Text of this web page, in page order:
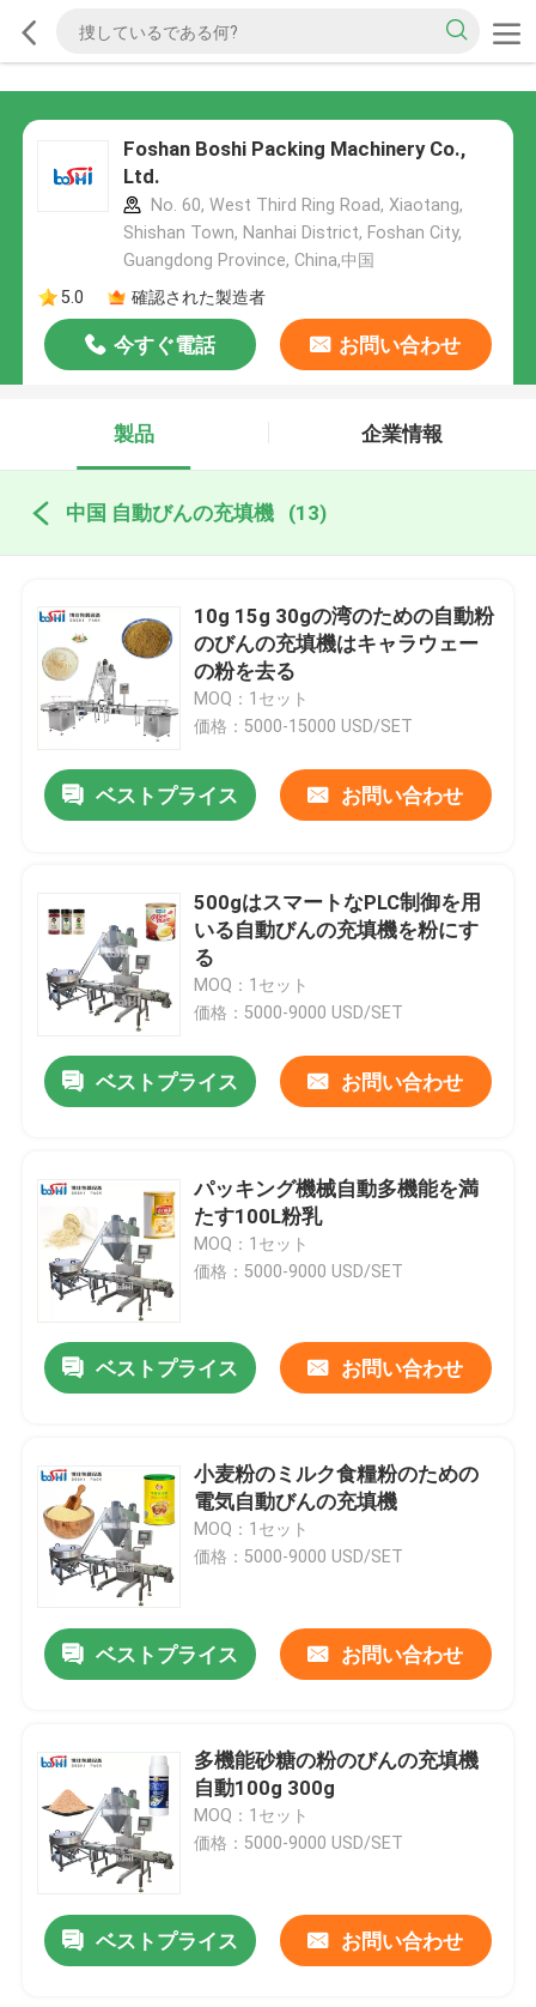
Foshan Boshi Packing Machinery Co.,
Ltd.
No. 60, West Third Ring Road, Xiaotang,
Shishan Town, Nanhai District, Foshan City,
Guangdong Province, China,中国
5.0
確認された製造者
今すぐ電話 お問い合わせ
製品 企業情報
中国 自動びんの充填機 (13)
10g 15g 30gの湾のための自動粉
のびんの充填機はキャラウェー
の粉を去る
MOQ：1セット
価格：5000-15000 USD/SET
ベストプライス お問い合わせ
500gはスマートなPLC制御を用
いる自動びんの充填機を粉にす
る
MOQ：1セット
価格：5000-9000 USD/SET
ベストプライス お問い合わせ
パッキング機械自動多機能を満
たす100L粉乳
MOQ：1セット
価格：5000-9000 USD/SET
ベストプライス お問い合わせ
小麦粉のミルク食糧粉のための
電気自動びんの充填機
MOQ：1セット
価格：5000-9000 USD/SET
ベストプライス お問い合わせ
多機能砂糖の粉のびんの充填機
自動100g 300g
MOQ：1セット
価格：5000-9000 USD/SET
ベストプライス お問い合わせ